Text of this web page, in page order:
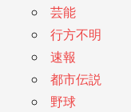
芸能
行方不明
速報
都市伝説
野球